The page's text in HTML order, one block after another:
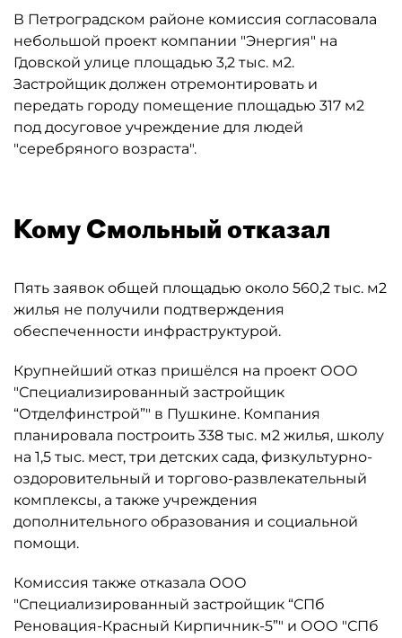
В Петроградском районе комиссия согласовала
небольшой проект компании "Энергия" на
Гдовской улице площадью 3,2 тыс. м2.
Застройщик должен отремонтировать и
передать городу помещение площадью 317 м2
под досуговое учреждение для людей
"серебряного возраста".
Кому Смольный отказал
Пять заявок общей площадью около 560,2 тыс. м2
жилья не получили подтверждения
обеспеченности инфраструктурой.
Крупнейший отказ пришёлся на проект ООО
"Специализированный застройщик
“Отделфинстрой”" в Пушкине. Компания
планировала построить 338 тыс. м2 жилья, школу
на 1,5 тыс. мест, три детских сада, физкультурно-
оздоровительный и торгово-развлекательный
комплексы, а также учреждения
дополнительного образования и социальной
помощи.
Комиссия также отказала ООО
"Специализированный застройщик “СПб
Реновация-Красный Кирпичник-5”" и ООО "СПб